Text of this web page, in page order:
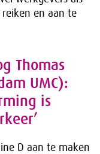
en aan te
Thomas
UMC):
is
D aan te maken